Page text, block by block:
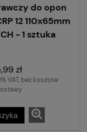
do opon
12 110x65mm
- 1 sztuka
zł
VAT, bez kosztów